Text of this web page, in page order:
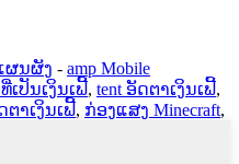
ຜນຜັງ - amp Mobile
ເປັນເງິນເຟີ້, tent ອັດຕາເງິນເຟີ້,
ຕາເງິນເຟີ້, ກ່ອງແສງ Minecraft,